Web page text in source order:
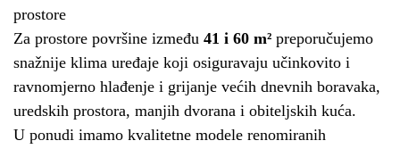
prostore
Za prostore površine između 41 i 60 m² preporučujemo
snažnije klima uređaje koji osiguravaju učinkovito i
ravnomjerno hlađenje i grijanje većih dnevnih boravaka,
uredskih prostora, manjih dvorana i obiteljskih kuća.
U ponudi imamo kvalitetne modele renomiranih